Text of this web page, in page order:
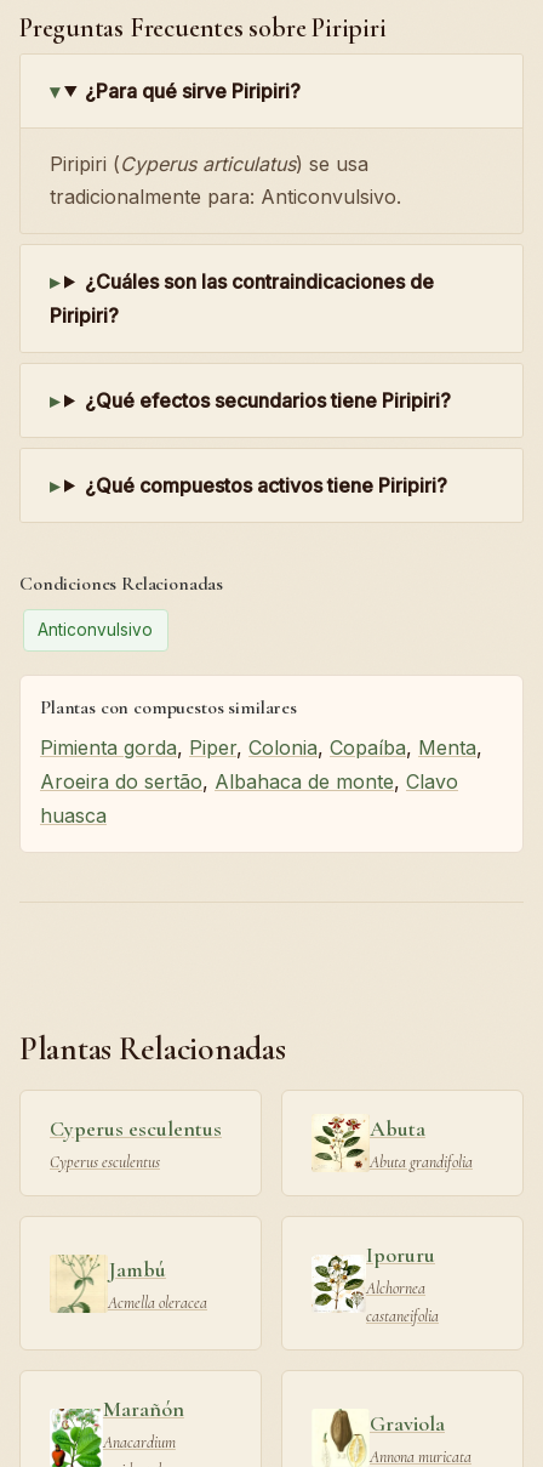
Preguntas Frecuentes sobre Piripiri
¿Para qué sirve Piripiri?
Piripiri (Cyperus articulatus) se usa
tradicionalmente para: Anticonvulsivo.
¿Cuáles son las contraindicaciones de
Piripiri?
¿Qué efectos secundarios tiene Piripiri?
¿Qué compuestos activos tiene Piripiri?
Condiciones Relacionadas
Anticonvulsivo
Plantas con compuestos similares
Pimienta gorda, Piper, Colonia, Copaíba, Menta,
Aroeira do sertão, Albahaca de monte, Clavo
huasca
Plantas Relacionadas
Cyperus esculentus
Cyperus esculentus
Abuta
Abuta grandifolia
Jambú
Acmella oleracea
Iporuru
Alchornea
castaneifolia
Marañón
Anacardium
Graviola
Annona muricata